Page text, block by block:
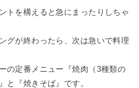
トを構えると急にまったりしちゃ
グが終わったら、次は急いで料理
の定番メニュー『焼肉（3種類の
と『焼きそば』です。